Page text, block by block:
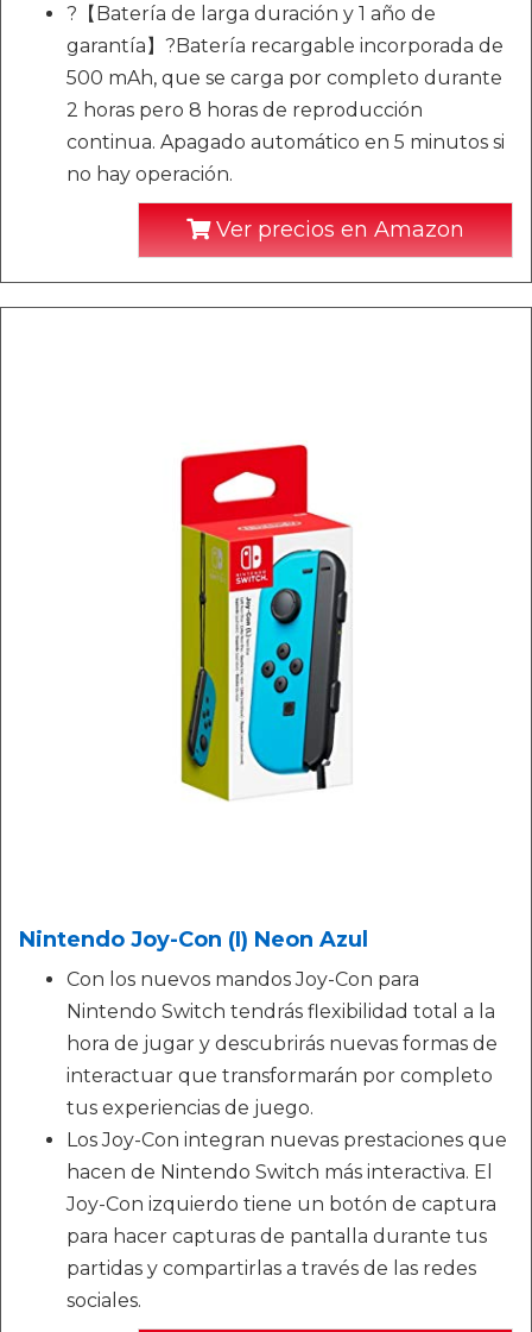
?【Batería de larga duración y 1 año de
garantía】?Batería recargable incorporada de
500 mAh, que se carga por completo durante
2 horas pero 8 horas de reproducción
continua. Apagado automático en 5 minutos si
no hay operación.
Ver precios en Amazon
Nintendo Joy-Con (I) Neon Azul
Con los nuevos mandos Joy-Con para
Nintendo Switch tendrás flexibilidad total a la
hora de jugar y descubrirás nuevas formas de
interactuar que transformarán por completo
tus experiencias de juego.
Los Joy-Con integran nuevas prestaciones que
hacen de Nintendo Switch más interactiva. El
Joy-Con izquierdo tiene un botón de captura
para hacer capturas de pantalla durante tus
partidas y compartirlas a través de las redes
sociales.